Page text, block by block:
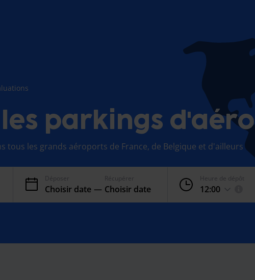
parkings
tous les grands aéroports de France, de Belgique et d'ailleurs
Déposer
Choisir date —
Récupérer
Choisir date
Heure de dépôt
12:00